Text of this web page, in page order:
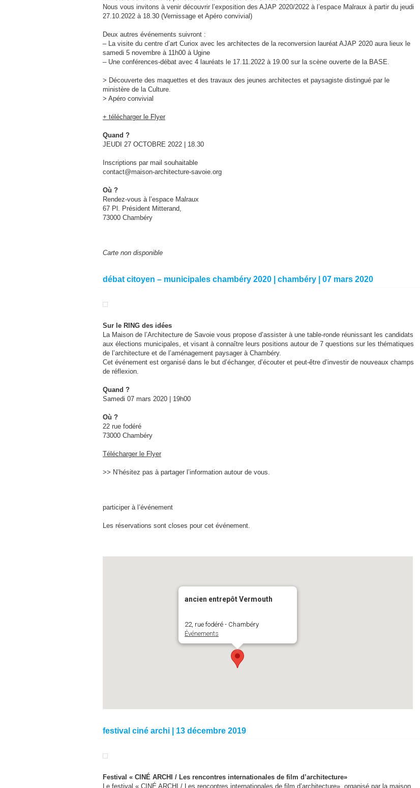
Nous vous invitons à venir découvrir l’exposition des AJAP 2020/2022 à l’espace Malraux à partir du jeudi
27.10.2022 à 18.30 (Vernissage et Apéro convivial)
Deux autres événements suivront :
– La visite du centre d’art Curiox avec les architectes de la reconversion lauréat AJAP 2020 aura lieux le
samedi 5 novembre à 11h00 à Ugine
– Une conférences-débat avec 4 lauréats le 17.11.2022 à 19.00 sur la scène ouverte de la BASE.
> Découverte des maquettes et des travaux des jeunes architectes et paysagiste distingué par le
ministère de la Culture.
> Apéro convivial
+ télécharger le Flyer
Quand ?
JEUDI 27 OCTOBRE 2022 | 18.30
Inscriptions par mail souhaitable
contact@maison-architecture-savoie.org
Où ?
Rendez-vous à l’espace Malraux
67 Pl. Président Mitterand,
73000 Chambéry
Carte non disponible
débat citoyen – municipales chambéry 2020 | chambéry | 07 mars 2020
Sur le RING des idées
La Maison de l’Architecture de Savoie vous propose d’assister à une table-ronde réunissant les candidats
aux élections municipales, et visant à connaître leurs positions autour de 7 questions sur les thématiques
de l’architecture et de l’aménagement paysager à Chambéry.
Cet événement est organisé dans le but d’échanger, d’écouter et peut-être d’investir de nouveaux champs
de réflexion.
Quand ?
Samedi 07 mars 2020 | 19h00
Où ?
22 rue fodéré
73000 Chambéry
Télécharger le Flyer
>> N’hésitez pas à partager l’information autour de vous.
participer à l’événement
Les réservations sont closes pour cet événement.
ancien entrepôt Vermouth
22, rue fodéré - Chambéry
Événements
festival ciné archi | 13 décembre 2019
Festival « CINÉ ARCHI / Les rencontres internationales de film d’architecture»
Le festival « CINÉ ARCHI / Les rencontres internationales de film d’architecture», organisé par la maison